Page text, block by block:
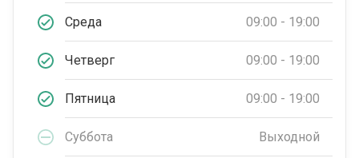
Среда 09:00 - 19:00
Четверг 09:00 - 19:00
Пятница 09:00 - 19:00
Суббота Выходной